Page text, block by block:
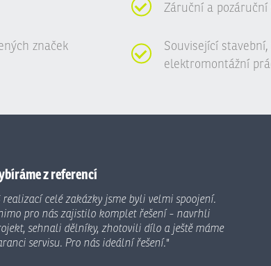
značek
Záruční a
Související
elektromontážní
z referencí
realizací celé zakázky jsme byli velmi spoojení.
pro nás zajistilo komplet řešení - navrhli
sehnali dělníky, zhotovili dílo a ještě máme
servisu. Pro nás ideální řešení."